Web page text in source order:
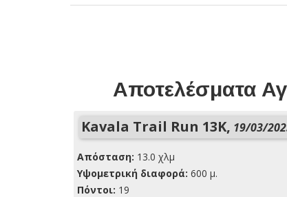
Αποτελέσματα
Kavala Trail Run 13K, 19/03/
Απόσταση: 13.0 χλμ
Yψομετρική διαφορά: 600 μ.
Πόντοι: 19